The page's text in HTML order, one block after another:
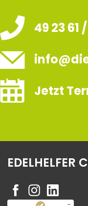
49 23 61
Jetzt
EDELHELFER